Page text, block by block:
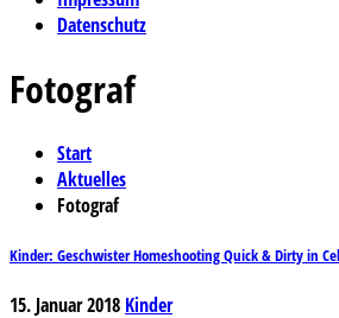
Datenschutz
Fotograf
Start
Aktuelles
Fotograf
Kinder: Geschwister Homeshooting Quick & Dirty in
15. Januar 2018 Kinder